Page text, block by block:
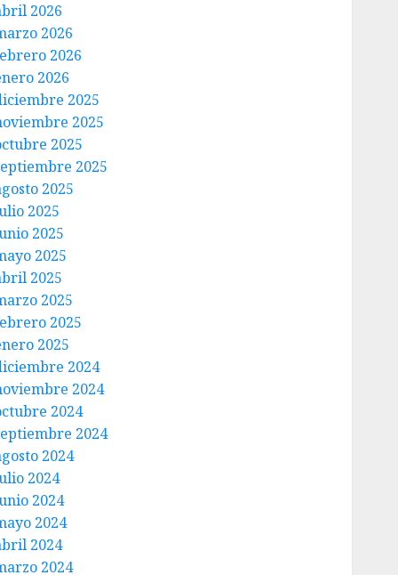
2026
2026
2026
2026
2025
2025
2025
2025
2025
2025
2025
2025
2025
2025
2025
2025
2024
2024
2024
2024
2024
2024
2024
2024
2024
2024